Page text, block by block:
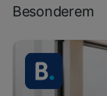
Besonderem